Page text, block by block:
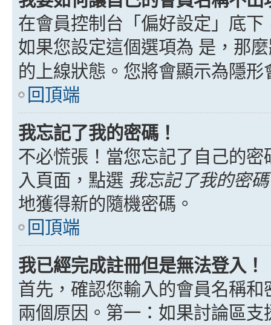
在會員控制台「偏好設定」底
如果您設定這個選項為 是 ，那
的上線狀態。您將會顯示為隱形
回頂端
我忘記了我的密碼！
不必慌張！當您忘記了自己的
入頁面，點選 我忘記了我的密碼
地獲得新的隨機密碼。
回頂端
我已經完成註冊但是無法登入！
首先，確認您輸入的會員名稱
兩個原因。第一：如果討論區